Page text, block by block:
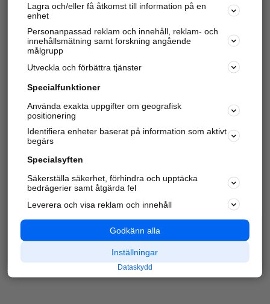
Har du redan verifierat ditt företag? Logga in
Varje vecka besöker du och4 miljoner
andra
härliga användare oss för att hitta rätt lokal
information om företag, privatpersoner och
platser.
Lagra och/eller få åtkomst till information på en
enhet
Personanpassad reklam och innehåll, reklam- och
innehållsmätning samt forskning angående
målgrupp
Utveckla och förbättra tjänster
Specialfunktioner
Använda exakta uppgifter om geografisk
positionering
Identifiera enheter baserat på information som aktivt
begärs
Specialsyften
Säkerställa säkerhet, förhindra och upptäcka
bedrägerier samt åtgärda fel
Leverera och visa reklam och innehåll
Godkänn alla
Inställningar
Dataskydd